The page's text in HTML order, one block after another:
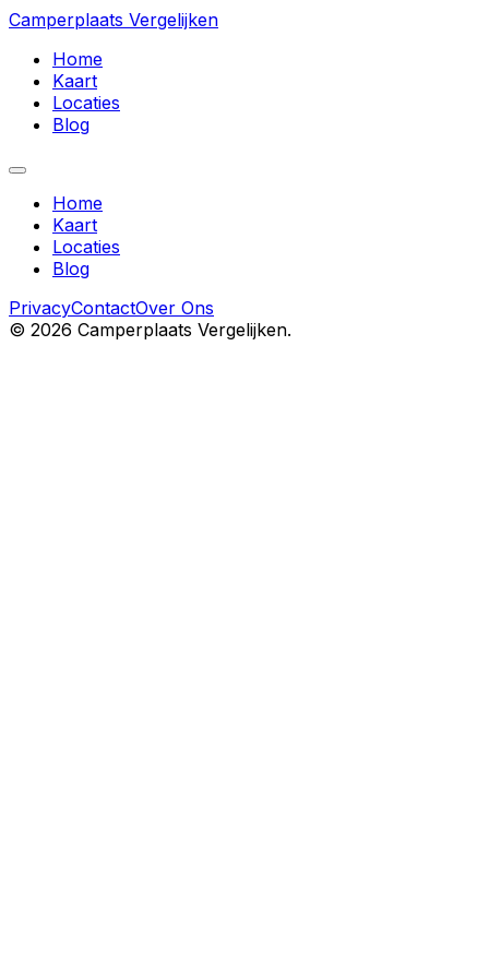
Camperplaats Vergelijken
Home
Kaart
Locaties
Blog
Home
Kaart
Locaties
Blog
PrivacyContactOver Ons
© 2026 Camperplaats Vergelijken.